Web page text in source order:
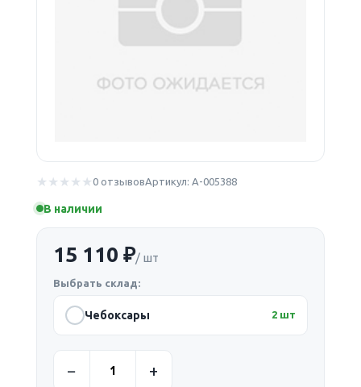
0 отзывовАртикул: А-005388
В наличии
15 110 ₽/ шт
Выбрать склад:
Чебоксары 2 шт